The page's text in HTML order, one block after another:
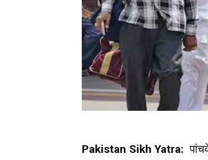
Pakistan Sikh Yatra: